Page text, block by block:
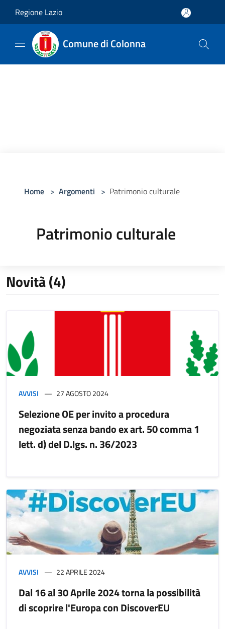
Regione Lazio
Comune di Colonna
Home > Argomenti > Patrimonio culturale
Patrimonio culturale
Novità (4)
AVVISI 27 AGOSTO 2024
Selezione OE per invito a procedura
negoziata senza bando ex art. 50 comma 1
lett. d) del D.lgs. n. 36/2023
AVVISI 22 APRILE 2024
Dal 16 al 30 Aprile 2024 torna la possibilità
di scoprire l'Europa con DiscoverEU